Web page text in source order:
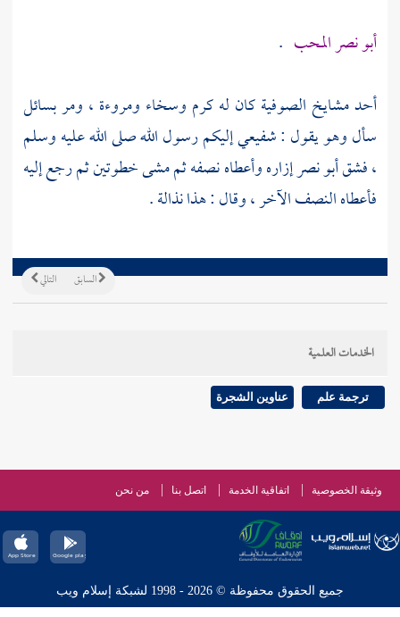
أبو نصر المحب .
أحد مشايخ الصوفية كان له كرم وسخاء ومروءة ، ومر بسائل
سأل وهو يقول : شفيعي إليكم رسول الله صلى الله عليه وسلم
، فشق أبو نصر إزاره وأعطاه نصفه ثم مشى خطوتين ثم رجع إليه
فأعطاه النصف الآخر ، وقال : هذا نذالة .
التالي السابق
الخدمات العلمية
ترجمة علم عناوين الشجرة
وثيقة الخصوصية اتفاقية الخدمة اتصل بنا من نحن
جميع الحقوق محفوظة © 2026 - 1998 لشبكة إسلام ويب